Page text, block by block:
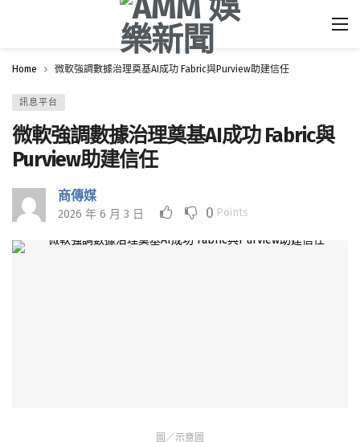
Home 微軟強調數據治理奠基AI成功 Fabric與Purview助建信任
訊息平台
微軟強調數據治理奠基AI成功 Fabric與
Purview助建信任
商傳媒
2026 年 6 月 3 日 0 Points
圖／示意圖